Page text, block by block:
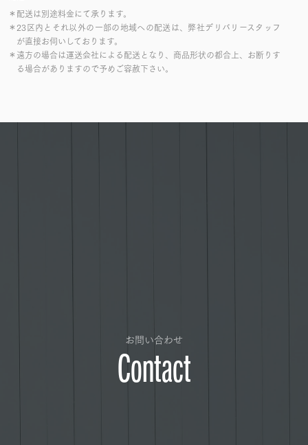
＊配送は別途料金にて承ります。
＊23区内とそれ以外の一部の地域への配送は、弊社デリバリースタッフ
が直接お伺いしております。
＊遠方の場合は運送会社による配送となり、商品形状の都合上、お断りす
る場合がありますので予めご容赦下さい。
お問い合わせ
Contact